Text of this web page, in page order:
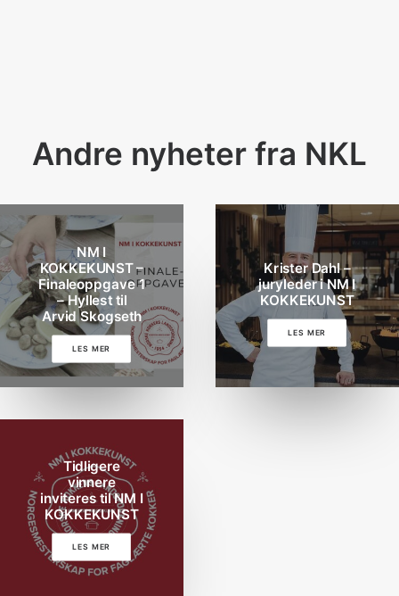
Andre nyheter fra NKL
NM I
KOKKEKUNST –
Finaleoppgave 1
– Hyllest til
Arvid Skogseth
LES MER
Krister Dahl –
juryleder i NM I
KOKKEKUNST
LES MER
Tidligere
vinnere
inviteres til NM I
KOKKEKUNST
LES MER